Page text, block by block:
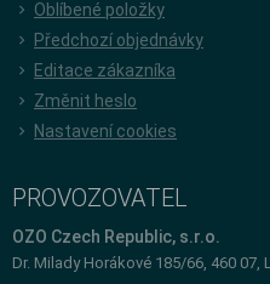
Oblíbené položky
Předchozí objednávky
Editace zákazníka
Změnit heslo
Nastavení cookies
PROVOZOVATEL
OZO Czech Republic, s.r.o.
Dr. Milady Horákové 185/66, 460 07,